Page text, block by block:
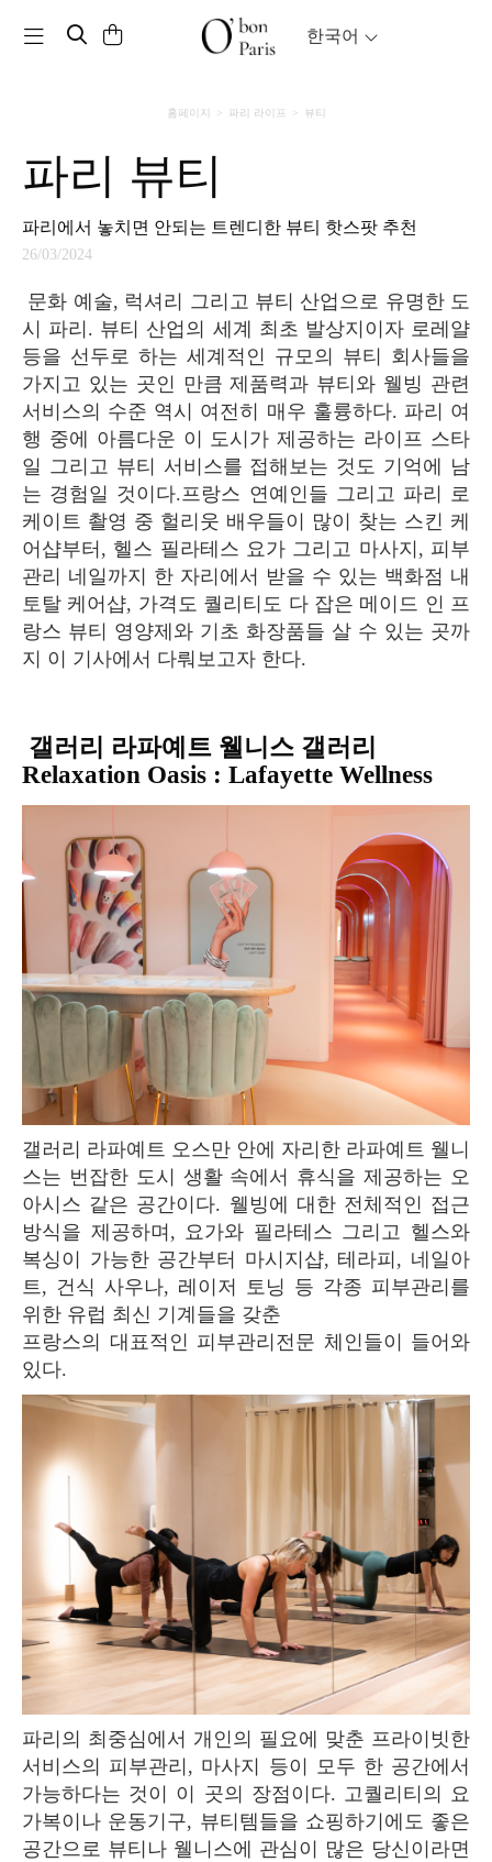
Toggle navigation 한국어
홈페이지 파리 라이프 뷰티
파리 뷰티
파리에서 놓치면 안되는 트렌디한 뷰티 핫스팟 추천
26/03/2024
문화 예술, 럭셔리 그리고 뷰티 산업으로 유명한 도
시 파리. 뷰티 산업의 세계 최초 발상지이자 로레얄
등을 선두로 하는 세계적인 규모의 뷰티 회사들을
가지고 있는 곳인 만큼 제품력과 뷰티와 웰빙 관련
서비스의 수준 역시 여전히 매우 훌륭하다. 파리 여
행 중에 아름다운 이 도시가 제공하는 라이프 스타
일 그리고 뷰티 서비스를 접해보는 것도 기억에 남
는 경험일 것이다.프랑스 연예인들 그리고 파리 로
케이트 촬영 중 헐리웃 배우들이 많이 찾는 스킨 케
어샵부터, 헬스 필라테스 요가 그리고 마사지, 피부
관리 네일까지 한 자리에서 받을 수 있는 백화점 내
토탈 케어샵, 가격도 퀄리티도 다 잡은 메이드 인 프
랑스 뷰티 영양제와 기초 화장품들 살 수 있는 곳까
지 이 기사에서 다뤄보고자 한다.
갤러리 라파예트 웰니스 갤러리
Relaxation Oasis : Lafayette Wellness
갤러리 라파예트 오스만 안에 자리한 라파예트 웰니
스는 번잡한 도시 생활 속에서 휴식을 제공하는 오
아시스 같은 공간이다. 웰빙에 대한 전체적인 접근
방식을 제공하며, 요가와 필라테스 그리고 헬스와
복싱이 가능한 공간부터 마시지샵, 테라피, 네일아
트, 건식 사우나, 레이저 토닝 등 각종 피부관리를
위한 유럽 최신 기계들을 갖춘
프랑스의 대표적인 피부관리전문 체인들이 들어와
있다.
파리의 최중심에서 개인의 필요에 맞춘 프라이빗한
서비스의 피부관리, 마사지 등이 모두 한 공간에서
가능하다는 것이 이 곳의 장점이다. 고퀄리티의 요
가복이나 운동기구, 뷰티템들을 쇼핑하기에도 좋은
공간으로 뷰티나 웰니스에 관심이 많은 당신이라면